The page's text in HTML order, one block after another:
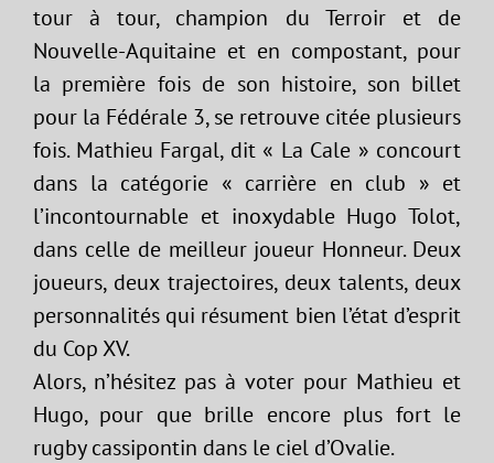
tour à tour, champion du Terroir et de
Nouvelle-Aquitaine et en compostant, pour
la première fois de son histoire, son billet
pour la Fédérale 3, se retrouve citée plusieurs
fois. Mathieu Fargal, dit « La Cale » concourt
dans la catégorie « carrière en club » et
l’incontournable et inoxydable Hugo Tolot,
dans celle de meilleur joueur Honneur. Deux
joueurs, deux trajectoires, deux talents, deux
personnalités qui résument bien l’état d’esprit
du Cop XV.
Alors, n’hésitez pas à voter pour Mathieu et
Hugo, pour que brille encore plus fort le
rugby cassipontin dans le ciel d’Ovalie.